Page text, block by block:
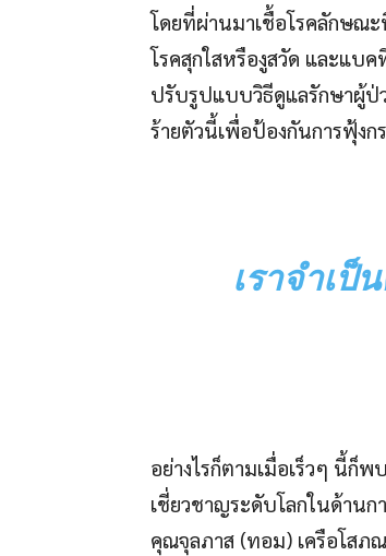
โดยที่ผ่านมาเชื้อโรคลักษณ
โรคสุกใสหรืองูสวัด และแบ
ปรับรูปแบบวิธีดูแลรักษาผู้ป่
ร้ายตัวนี้เพื่อป้องกันการฟุ้ง
เราจำเป็
อย่างไรก็ตามเมื่อเร็วๆ นี้ก็
เชี่ยวชาญระดับโลกในด้าน
คุณจุลภาส (ทอม) เครือโสภ